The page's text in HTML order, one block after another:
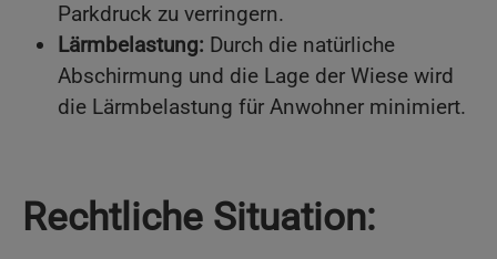
Parkdruck zu verringern.
Lärmbelastung: Durch die natürliche
Abschirmung und die Lage der Wiese wird
die Lärmbelastung für Anwohner minimiert.
Rechtliche Situation: